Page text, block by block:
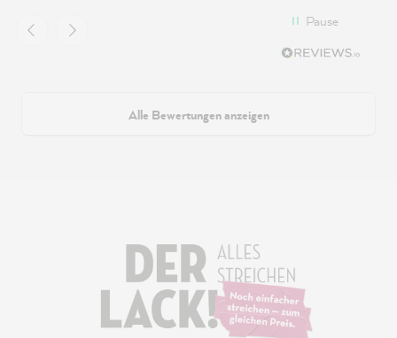
Pause
Alle Bewertungen anzeigen